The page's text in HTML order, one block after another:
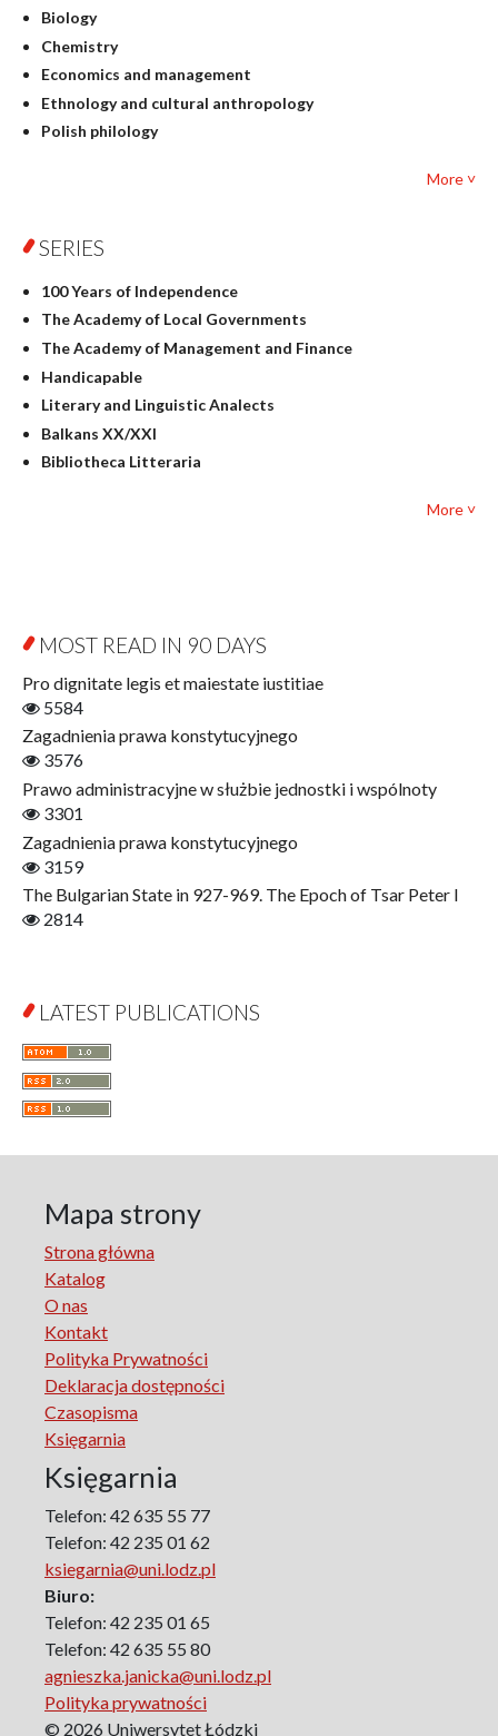
Biology
Chemistry
Economics and management
Ethnology and cultural anthropology
Polish philology
Geography
Linguistics
Judaica
Culture and art
Literary Studies
Mathematics
Pedagogy
Textbooks for foreigners
Open Access
More ˅
SERIES
100 Years of Independence
The Academy of Local Governments
The Academy of Management and Finance
Handicapable
Literary and Linguistic Analects
Balkans XX/XXI
Bibliotheca Litteraria
Film! Scholars
Finance
Gerontology
Literary Interpretations
Jerzy Giedroyc and Witnesses of History
Winter of Life?
Linguistics
What Is Man?
Communication and Media
A Very Short Introduction
Literary Culture of Lodz
Lodz in the Polish People's Republic. The Polish People's
Republic in Lodz
Manufactura Hispánica Lodziense
Marketing
The monographs of the Section of Disability Sociology of
the Polish Sociological Association
The Art of Learning – The Learning of Art
Neuroscience in Psychology
Faces of Feminism
Faces of war
Biographical Perspectives
Politology
Poland and Central and Eastern Europe in the 20th
Century
Polish Film Culture
Law
The Polish People's Republic. Biographies
Existence and Literature Project
The Psychology of Everything
Research on Science & Natural Philosophy
More ˅
MOST READ IN 90 DAYS
Pro dignitate legis et maiestate iustitiae
5584
Zagadnienia prawa konstytucyjnego
3576
Prawo administracyjne w służbie jednostki i wspólnoty
3301
Zagadnienia prawa konstytucyjnego
3159
The Bulgarian State in 927-969. The Epoch of Tsar Peter I
2814
LATEST PUBLICATIONS
Mapa strony
Strona główna
Katalog
O nas
Kontakt
Polityka Prywatności
Deklaracja dostępności
Czasopisma
Księgarnia
Księgarnia
Telefon: 42 635 55 77
Telefon: 42 235 01 62
ksiegarnia@uni.lodz.pl
Biuro:
Telefon: 42 235 01 65
Telefon: 42 635 55 80
agnieszka.janicka@uni.lodz.pl
Polityka prywatności
© 2026 Uniwersytet Łódzki